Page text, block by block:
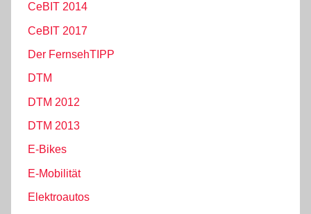
CeBIT 2014
CeBIT 2017
Der FernsehTIPP
DTM
DTM 2012
DTM 2013
E-Bikes
E-Mobilität
Elektroautos